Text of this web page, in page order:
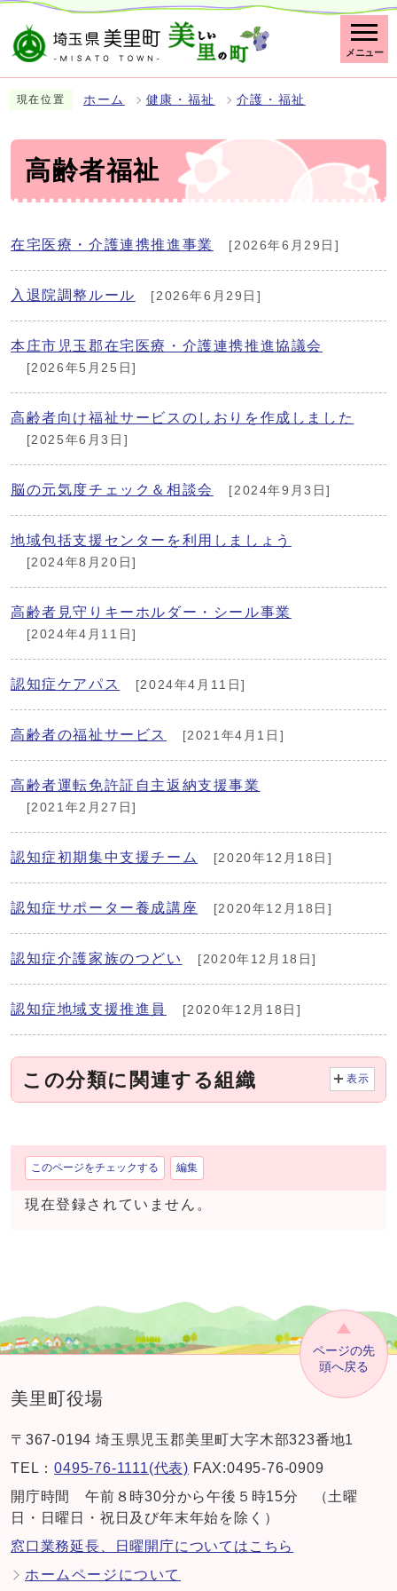
メニュー
現在位置 ホーム 健康・福祉 介護・福祉
高齢者福祉
在宅医療・介護連携推進事業 [2026年6月29日]
入退院調整ルール [2026年6月29日]
本庄市児玉郡在宅医療・介護連携推進協議会
[2026年5月25日]
高齢者向け福祉サービスのしおりを作成しました
[2025年6月3日]
脳の元気度チェック＆相談会 [2024年9月3日]
地域包括支援センターを利用しましょう
[2024年8月20日]
高齢者見守りキーホルダー・シール事業
[2024年4月11日]
認知症ケアパス [2024年4月11日]
高齢者の福祉サービス [2021年4月1日]
高齢者運転免許証自主返納支援事業
[2021年2月27日]
認知症初期集中支援チーム [2020年12月18日]
認知症サポーター養成講座 [2020年12月18日]
認知症介護家族のつどい [2020年12月18日]
認知症地域支援推進員 [2020年12月18日]
この分類に関連する組織 表示
このページをチェックする 編集
現在登録されていません。
ページの先
頭へ戻る
美里町役場
〒367-0194 埼玉県児玉郡美里町大字木部323番地1
TEL：0495-76-1111(代表) FAX:0495-76-0909
開庁時間 午前８時30分から午後５時15分 （土曜
日・日曜日・祝日及び年末年始を除く）
窓口業務延長、日曜開庁についてはこちら
ホームページについて